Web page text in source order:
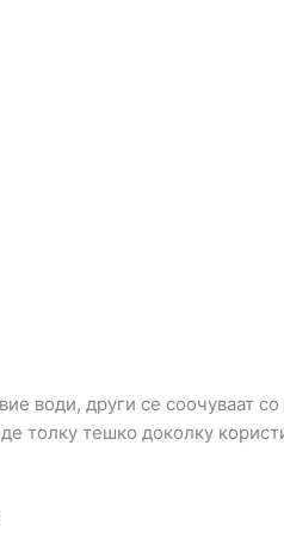
води, други се соочуваат
толку тешко доколку